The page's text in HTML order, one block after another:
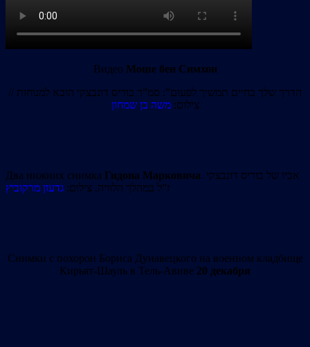
Видео Моше бен Симхон
הדרך שלך בחיים תמשיך לפעום”: סמ”ר בוריס דונבצקי הובא למנוחות //
צילום:משה בן שמחון
Два нижних снимка Гидона Марковича. אביו של בוריס דונבצקי
ז”ל במהלך הלוויה, צילום: גדעון מרקוביץ
Снимки с похорон Бориса Дунавецкого на военном кладбище
Кирьят-Шауль в Тель-Авиве 20 декабря